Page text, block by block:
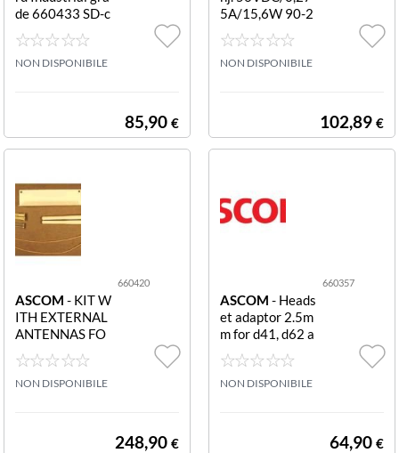
de 660433 SD-c
ard Industrial gr
ade
NON DISPONIBILE
85,90 €
5A/15,6W 90-2
64VAC 660432
POE Inj. 90-264
VAC, 56VDC/0,
NON DISPONIBILE
102,89 €
660420
ASCOM - KIT W
ITH EXTERNAL
ANTENNAS FO
R DB1 E IPBS2
D 660420 Kit w
ith external ant
NON DISPONIBILE
248,90 €
660357
ASCOM - Heads
et adaptor 2.5m
m for d41, d62 a
nd i62 660357
Headset adapto
r 2.5mm for d41,
NON DISPONIBILE
64,90 €